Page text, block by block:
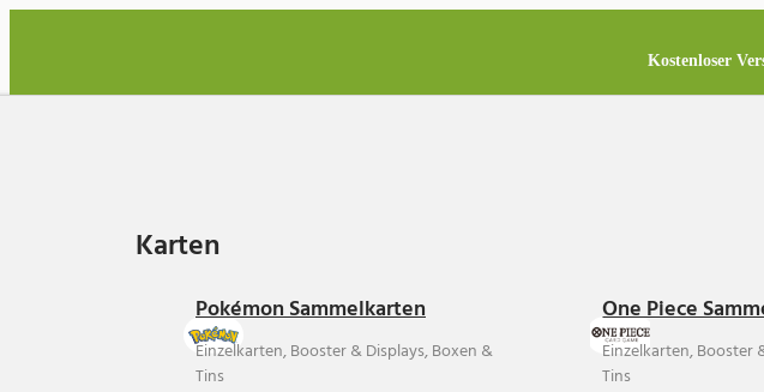
Kostenloser
Karten
Pokémon Sammelkarten
Einzelkarten, Booster & Displays, Boxen &
Tins
One Piece
Einzelkarten, Booster
Tins